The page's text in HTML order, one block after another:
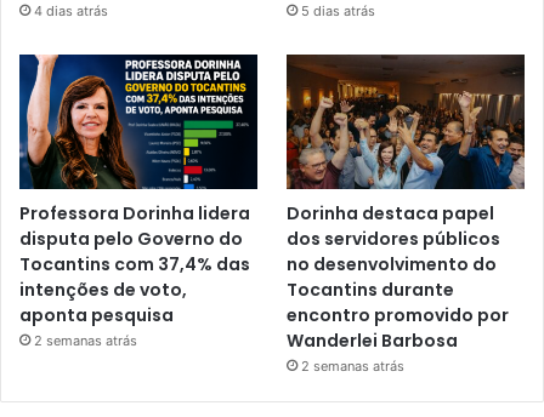
4 dias atrás 5 dias atrás
Professora Dorinha lidera
disputa pelo Governo do
Tocantins com 37,4% das
intenções de voto,
aponta pesquisa
2 semanas atrás
Dorinha destaca papel
dos servidores públicos
no desenvolvimento do
Tocantins durante
encontro promovido por
Wanderlei Barbosa
2 semanas atrás